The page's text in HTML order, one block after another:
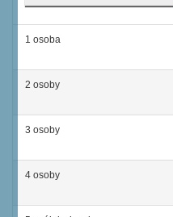
1 osoba
2 osoby
3 osoby
4 osoby